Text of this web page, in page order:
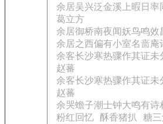
余居吴兴泛金溪上暇日率
葛立方
余居御桥南夜闻妖鸟鸣效
余居之西偏有小室名啬庵
余客长沙寒热骤作其证未
赵蕃
余客长沙寒热骤作其证未
赵蕃
余哭蟾子潮士钟大鸣有诗
粉红回忆
酥香猪扒
糖